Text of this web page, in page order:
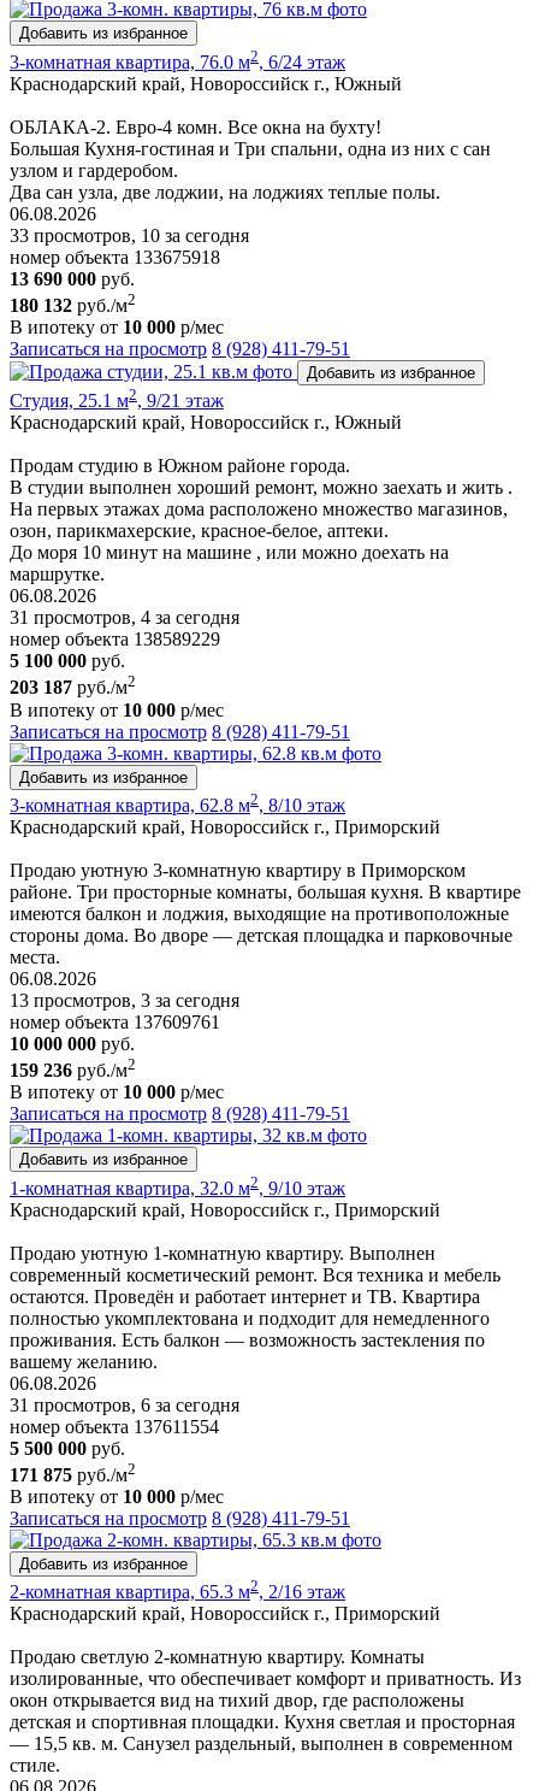
Добавить из избранное
3-комнатная квартира, 76.0 м2, 6/24 этаж
Краснодарский край, Новороссийск г., Южный
ОБЛАКА-2. Евро-4 комн. Все окна на бухту!
Большая Кухня-гостиная и Три спальни, одна из них с сан
узлом и гардеробом.
Два сан узла, две лоджии, на лоджиях теплые полы.
06.08.2026
33 просмотров, 10 за сегодня
номер объекта 133675918
13 690 000 руб.
180 132 руб./м2
В ипотеку от 10 000 р/мес
Записаться на просмотр 8 (928) 411-79-51
Добавить из избранное
Студия, 25.1 м2, 9/21 этаж
Краснодарский край, Новороссийск г., Южный
Продам студию в Южном районе города.
В студии выполнен хороший ремонт, можно заехать и жить .
На первых этажах дома расположено множество магазинов,
озон, парикмахерские, красное-белое, аптеки.
До моря 10 минут на машине , или можно доехать на
маршрутке.
06.08.2026
31 просмотров, 4 за сегодня
номер объекта 138589229
5 100 000 руб.
203 187 руб./м2
В ипотеку от 10 000 р/мес
Записаться на просмотр 8 (928) 411-79-51
Добавить из избранное
3-комнатная квартира, 62.8 м2, 8/10 этаж
Краснодарский край, Новороссийск г., Приморский
Продаю уютную 3-комнатную квартиру в Приморском
районе. Три просторные комнаты, большая кухня. В квартире
имеются балкон и лоджия, выходящие на противоположные
стороны дома. Во дворе — детская площадка и парковочные
места.
06.08.2026
13 просмотров, 3 за сегодня
номер объекта 137609761
10 000 000 руб.
159 236 руб./м2
В ипотеку от 10 000 р/мес
Записаться на просмотр 8 (928) 411-79-51
Добавить из избранное
1-комнатная квартира, 32.0 м2, 9/10 этаж
Краснодарский край, Новороссийск г., Приморский
Продаю уютную 1-комнатную квартиру. Выполнен
современный косметический ремонт. Вся техника и мебель
остаются. Проведён и работает интернет и ТВ. Квартира
полностью укомплектована и подходит для немедленного
проживания. Есть балкон — возможность застекления по
вашему желанию.
06.08.2026
31 просмотров, 6 за сегодня
номер объекта 137611554
5 500 000 руб.
171 875 руб./м2
В ипотеку от 10 000 р/мес
Записаться на просмотр 8 (928) 411-79-51
Добавить из избранное
2-комнатная квартира, 65.3 м2, 2/16 этаж
Краснодарский край, Новороссийск г., Приморский
Продаю светлую 2-комнатную квартиру. Комнаты
изолированные, что обеспечивает комфорт и приватность. Из
окон открывается вид на тихий двор, где расположены
детская и спортивная площадки. Кухня светлая и просторная
— 15,5 кв. м. Санузел раздельный, выполнен в современном
стиле.